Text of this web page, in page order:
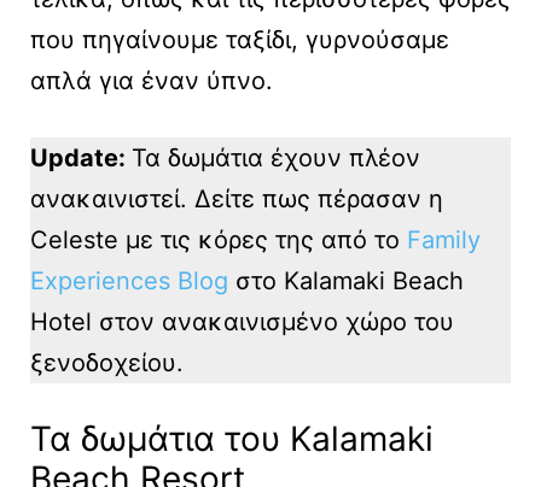
που πηγαίνουμε ταξίδι, γυρνούσαμε
απλά για έναν ύπνο.
Update: Τα δωμάτια έχουν πλέον
ανακαινιστεί. Δείτε πως πέρασαν η
Celeste με τις κόρες της από το Family
Experiences Blog στο Kalamaki Beach
Hotel στον ανακαινισμένο χώρο του
ξενοδοχείου.
Τα δωμάτια του Kalamaki
Beach Resort